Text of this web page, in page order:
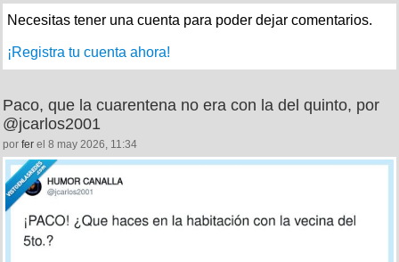
Necesitas tener una cuenta para poder dejar comentarios.
¡Registra tu cuenta ahora!
Paco, que la cuarentena no era con la del quinto, por
@jcarlos2001
por fer el 8 may 2026, 11:34